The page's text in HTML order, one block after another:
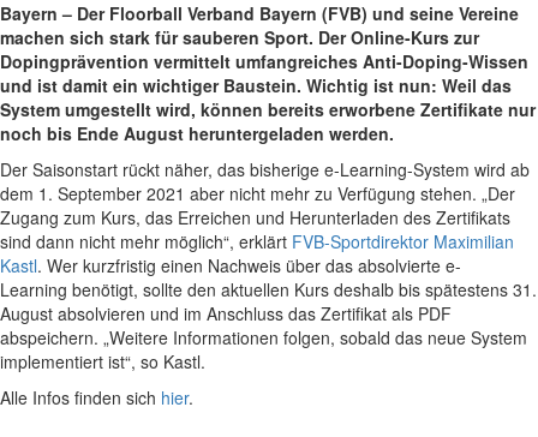
Bayern – Der Floorball Verband Bayern (FVB) und seine Vereine
machen sich stark für sauberen Sport. Der Online-Kurs zur
Dopingprävention vermittelt umfangreiches Anti-Doping-Wissen
und ist damit ein wichtiger Baustein. Wichtig ist nun: Weil das
System umgestellt wird, können bereits erworbene Zertifikate nur
noch bis Ende August heruntergeladen werden.
Der Saisonstart rückt näher, das bisherige e-Learning-System wird ab
dem 1. September 2021 aber nicht mehr zu Verfügung stehen. „Der
Zugang zum Kurs, das Erreichen und Herunterladen des Zertifikats
sind dann nicht mehr möglich“, erklärt FVB-Sportdirektor Maximilian
Kastl. Wer kurzfristig einen Nachweis über das absolvierte e-
Learning benötigt, sollte den aktuellen Kurs deshalb bis spätestens 31.
August absolvieren und im Anschluss das Zertifikat als PDF
abspeichern. „Weitere Informationen folgen, sobald das neue System
implementiert ist“, so Kastl.
Alle Infos finden sich hier.